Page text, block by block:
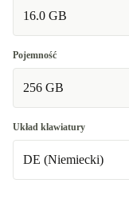
16.0 GB
Pojemność
256 GB
Układ klawiatury
DE (Niemiecki)